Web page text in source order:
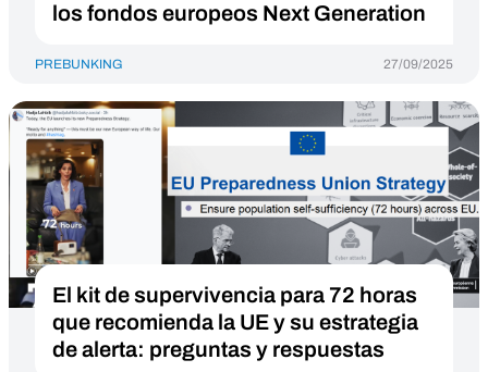
los fondos europeos Next Generation
PREBUNKING 27/09/2025
El kit de supervivencia para 72 horas
que recomienda la UE y su estrategia
de alerta: preguntas y respuestas